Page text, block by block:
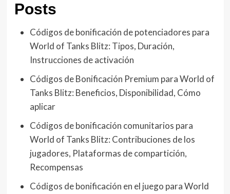
Posts
Códigos de bonificación de potenciadores para
World of Tanks Blitz: Tipos, Duración,
Instrucciones de activación
Códigos de Bonificación Premium para World of
Tanks Blitz: Beneficios, Disponibilidad, Cómo
aplicar
Códigos de bonificación comunitarios para
World of Tanks Blitz: Contribuciones de los
jugadores, Plataformas de compartición,
Recompensas
Códigos de bonificación en el juego para World